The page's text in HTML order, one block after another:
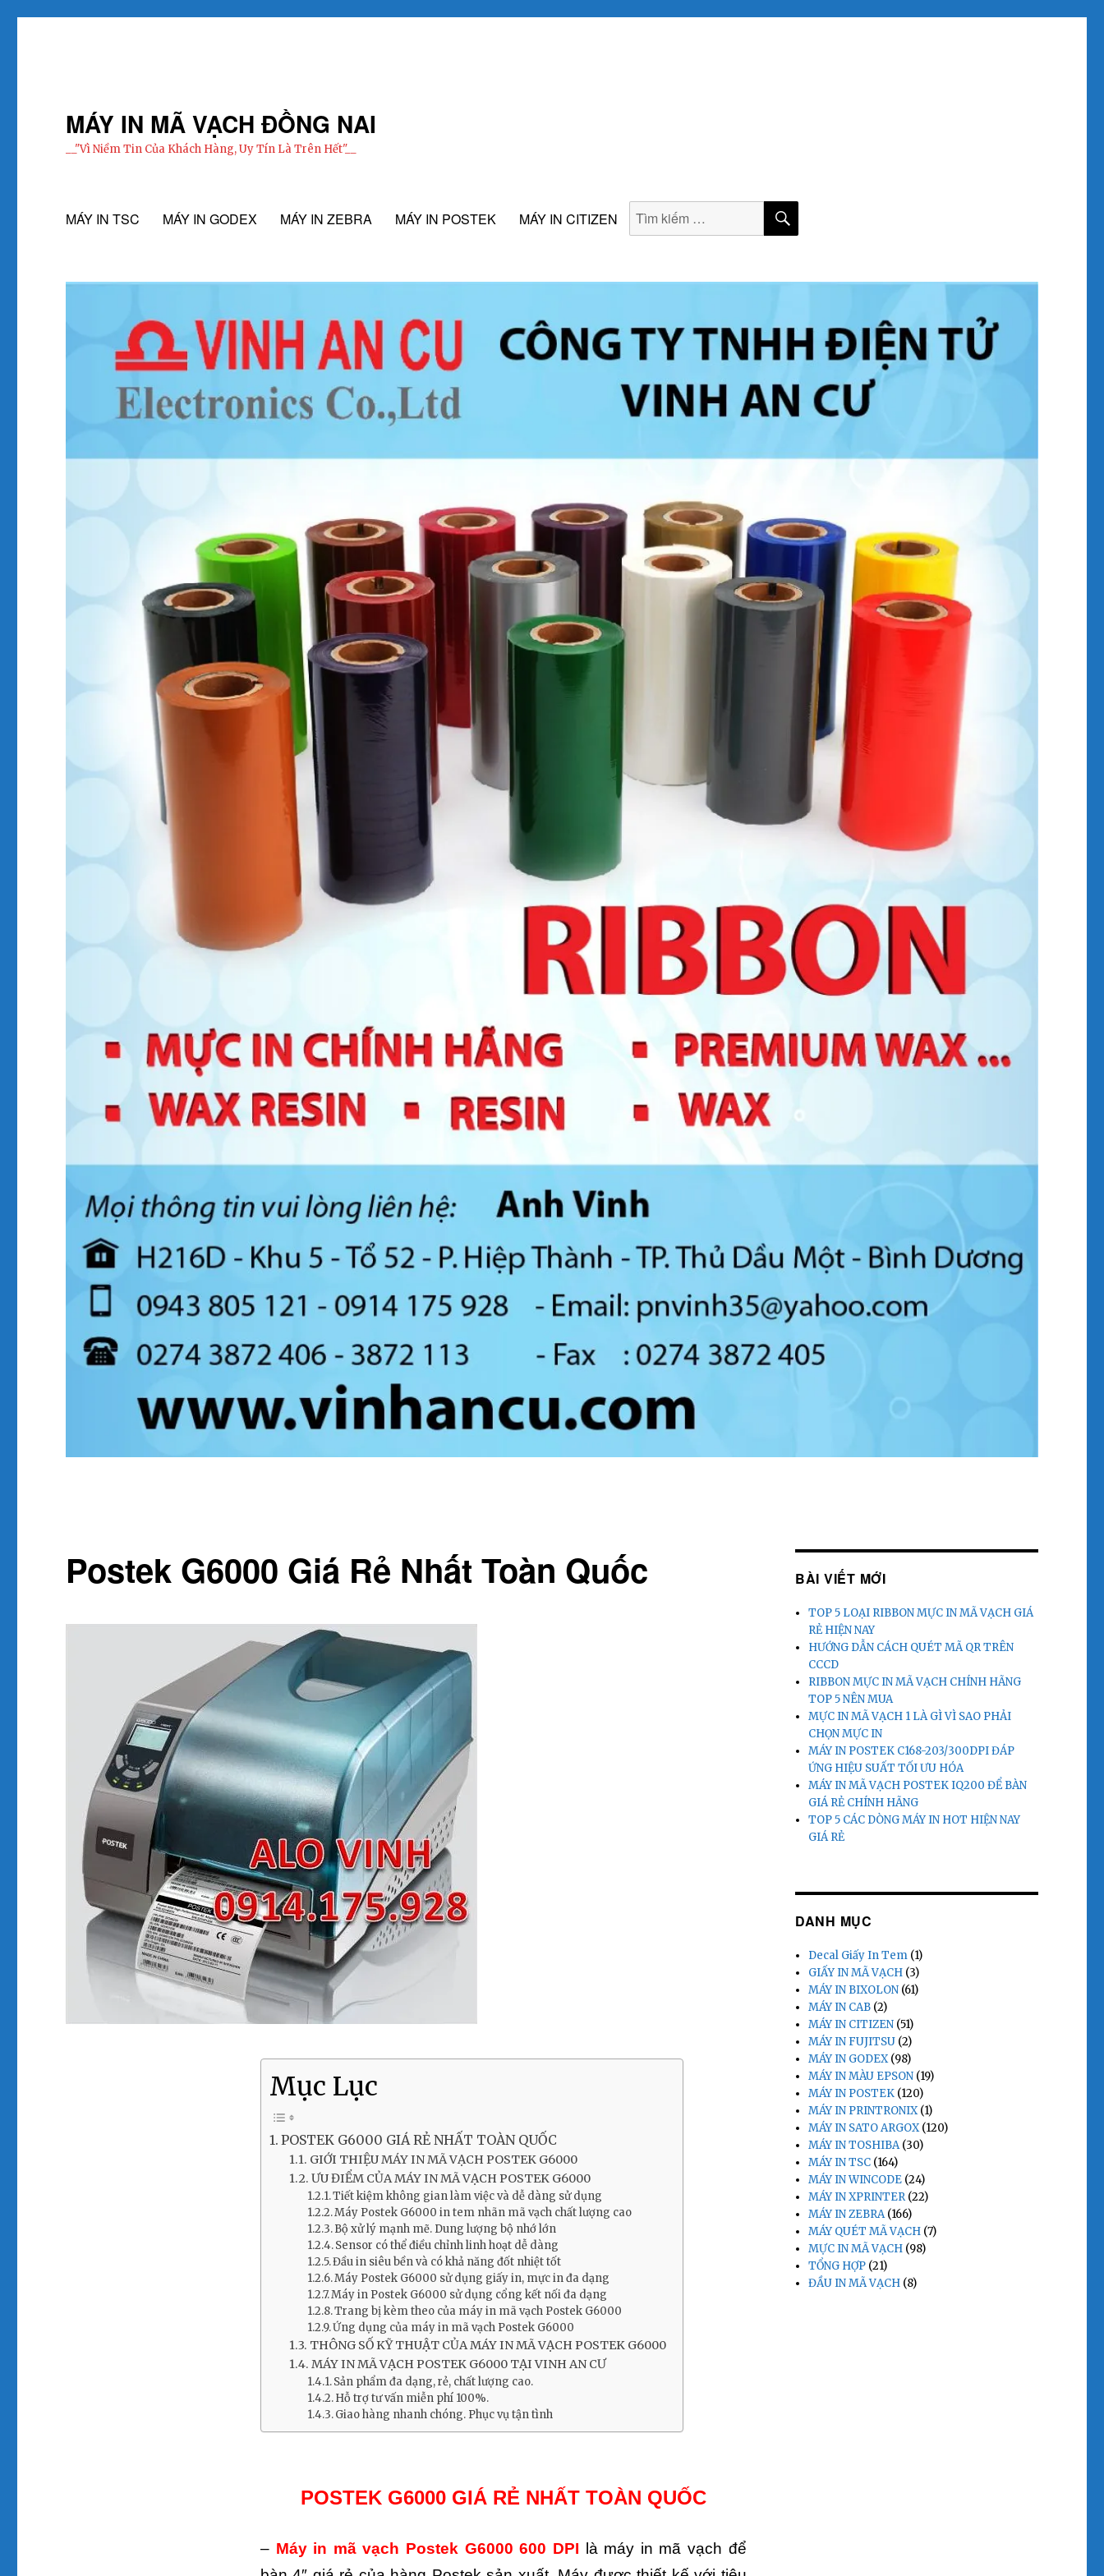
MÁY IN MÃ VẠCH ĐỒNG NAI
__"Vì Niềm Tin Của Khách Hàng, Uy Tín Là Trên Hết"__
MÁY IN TSC MÁY IN GODEX MÁY IN ZEBRA MÁY IN POSTEK MÁY IN CITIZEN
Postek G6000 Giá Rẻ Nhất Toàn Quốc
Mục Lục
POSTEK G6000 GIÁ RẺ NHẤT TOÀN QUỐC
GIỚI THIỆU MÁY IN MÃ VẠCH POSTEK G6000
ƯU ĐIỂM CỦA MÁY IN MÃ VẠCH POSTEK G6000
Tiết kiệm không gian làm việc và dễ dàng sử dụng
Máy Postek G6000 in tem nhãn mã vạch chất lượng cao
Bộ xử lý mạnh mẽ. Dung lượng bộ nhớ lớn
Sensor có thể điều chỉnh linh hoạt dễ dàng
Đầu in siêu bền và có khả năng đốt nhiệt tốt
Máy Postek G6000 sử dụng giấy in, mực in đa dạng
Máy in Postek G6000 sử dụng cổng kết nối đa dạng
Trang bị kèm theo của máy in mã vạch Postek G6000
Ứng dụng của máy in mã vạch Postek G6000
THÔNG SỐ KỸ THUẬT CỦA MÁY IN MÃ VẠCH POSTEK G6000
MÁY IN MÃ VẠCH POSTEK G6000 TẠI VINH AN CƯ
Sản phẩm đa dạng, rẻ, chất lượng cao.
Hỗ trợ tư vấn miễn phí 100%.
Giao hàng nhanh chóng. Phục vụ tận tình
POSTEK G6000 GIÁ RẺ NHẤT TOÀN QUỐC
– Máy in mã vạch Postek G6000 600 DPI là máy in mã vạch để
BÀI VIẾT MỚI
TOP 5 LOẠI RIBBON MỰC IN MÃ VẠCH GIÁ
RẺ HIỆN NAY
HƯỚNG DẪN CÁCH QUÉT MÃ QR TRÊN
CCCD
RIBBON MỰC IN MÃ VẠCH CHÍNH HÃNG
TOP 5 NÊN MUA
MỰC IN MÃ VẠCH 1 LÀ GÌ VÌ SAO PHẢI
CHỌN MỰC IN
MÁY IN POSTEK C168-203/300DPI ĐÁP
ỨNG HIỆU SUẤT TỐI ƯU HÓA
MÁY IN MÃ VẠCH POSTEK IQ200 ĐỂ BÀN
GIÁ RẺ CHÍNH HÃNG
TOP 5 CÁC DÒNG MÁY IN HOT HIỆN NAY
GIÁ RẺ
DANH MỤC
Decal Giấy In Tem (1)
GIẤY IN MÃ VẠCH (3)
MÁY IN BIXOLON (61)
MÁY IN CAB (2)
MÁY IN CITIZEN (51)
MÁY IN FUJITSU (2)
MÁY IN GODEX(98)
MÁY IN MÀU EPSON (19)
MÁY IN POSTEK (120)
MÁY IN PRINTRONIX(1)
MÁY IN SATO ARGOX(120)
MÁY IN TOSHIBA(30)
MÁY IN TSC (164)
MÁY IN WINCODE (24)
MÁY IN XPRINTER(22)
MÁY IN ZEBRA(166)
MÁY QUÉT MÃ VẠCH (7)
MỰC IN MÃ VẠCH (98)
TỔNG HỢP (21)
ĐẦU IN MÃ VẠCH (8)